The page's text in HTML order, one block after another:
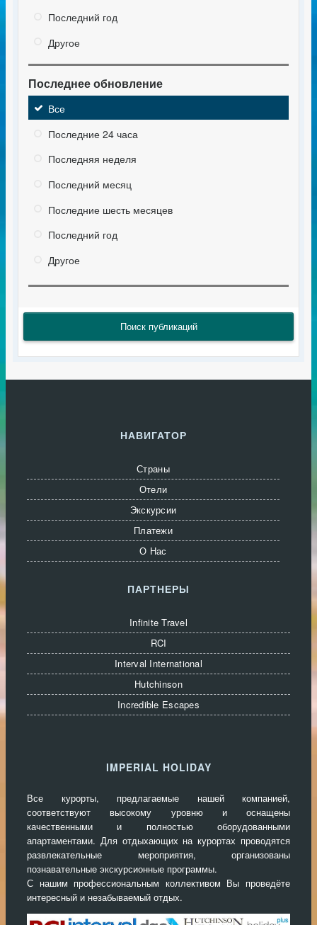
Последний год
Другое
Последнее обновление
Все
Последние 24 часа
Последняя неделя
Последний месяц
Последние шесть месяцев
Последний год
Другое
Поиск публикаций
НАВИГАТОР
Страны
Отели
Экскурсии
Платежи
О Нас
ПАРТНЕРЫ
Infinite Travel
RCI
Interval International
Hutchinson
Incredible Escapes
IMPERIAL HOLIDAY
Все курорты, предлагаемые нашей компанией,
соответствуют высокому уровню и оснащены
качественными и полностью оборудованными
апартаментами. Для отдыхающих на курортах проводятся
развлекательные мероприятия, организованы
познавательные экскурсионные программы.
С нашим профессиональным коллективом Вы проведёте
интересный и незабываемый отдых.